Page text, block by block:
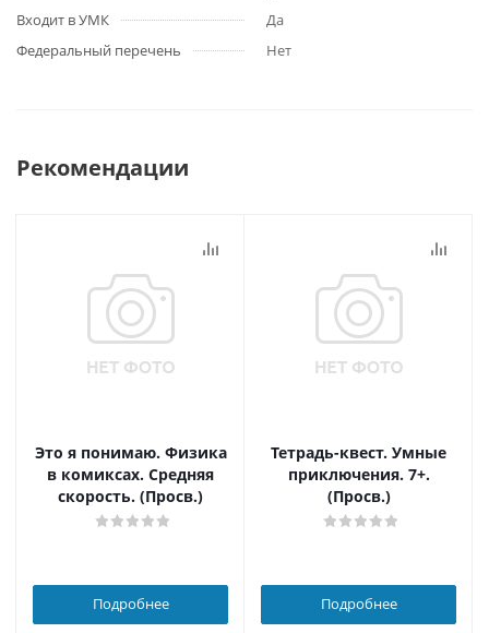
Входит в УМК
Да
Федеральный перечень
Нет
Рекомендации
Это я понимаю. Физика
в комиксах. Средняя
скорость. (Просв.)
Подробнее
Тетрадь-квест. Умные
приключения. 7+.
(Просв.)
Подробнее